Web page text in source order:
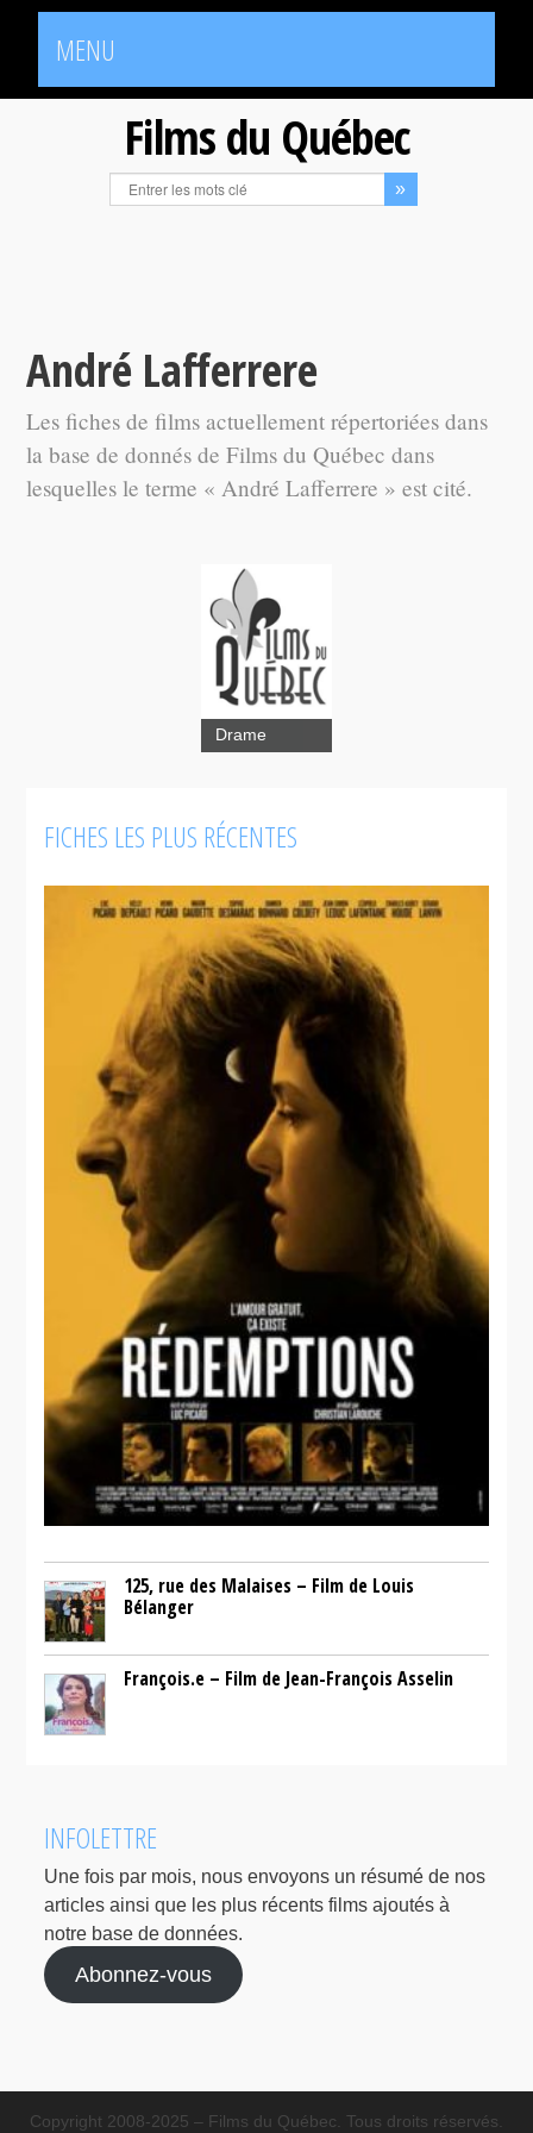
MENU
Films du Québec
André Lafferrere
Les fiches de films actuellement répertoriées dans
la base de donnés de Films du Québec dans
lesquelles le terme « André Lafferrere » est cité.
Drame
FICHES LES PLUS RÉCENTES
125, rue des Malaises – Film de Louis
Bélanger
François.e – Film de Jean-François Asselin
INFOLETTRE
Une fois par mois, nous envoyons un résumé de nos
articles ainsi que les plus récents films ajoutés à
notre base de données.
Abonnez-vous
Copyright 2008-2025 – Films du Québec. Tous droits réservés.